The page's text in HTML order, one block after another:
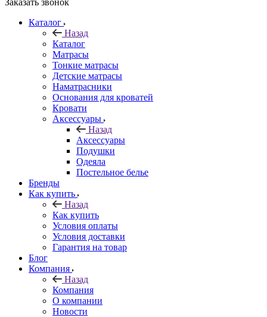
Заказать звонок
Каталог
Назад
Каталог
Матрасы
Тонкие матрасы
Детские матрасы
Наматрасники
Основания для кроватей
Кровати
Аксессуары
Назад
Аксессуары
Подушки
Одеяла
Постельное белье
Бренды
Как купить
Назад
Как купить
Условия оплаты
Условия доставки
Гарантия на товар
Блог
Компания
Назад
Компания
О компании
Новости